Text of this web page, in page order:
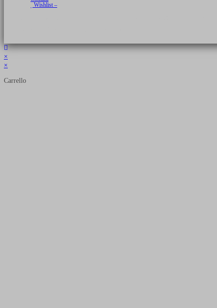
Wishlist –
×
×
Carrello